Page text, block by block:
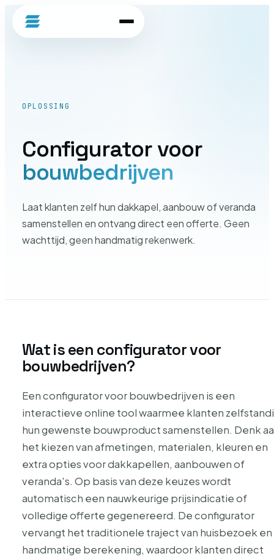
OPLOSSING
Configurator voor
bouwbedrijven
Laat klanten zelf hun dakkapel, aanbouw of veranda
samenstellen en ontvang direct een offerte. Geen
wachttijd, geen handmatig rekenwerk.
Wat is een configurator voor
bouwbedrijven?
Een configurator voor bouwbedrijven is een
interactieve online tool waarmee klanten
hun gewenste bouwproduct samenstellen. Denk
het kiezen van afmetingen, materialen, kleuren en
extra opties voor dakkapellen, aanbouwen of
veranda's. Op basis van deze keuzes wordt
automatisch een nauwkeurige prijsindicatie of
volledige offerte gegenereerd. De configurator
vervangt het traditionele traject van huisbezoek en
handmatige berekening, waardoor klanten direct